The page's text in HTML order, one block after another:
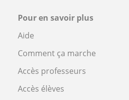
Pour en savoir plus
Aide
Comment ça marche
Accès professeurs
Accès élèves